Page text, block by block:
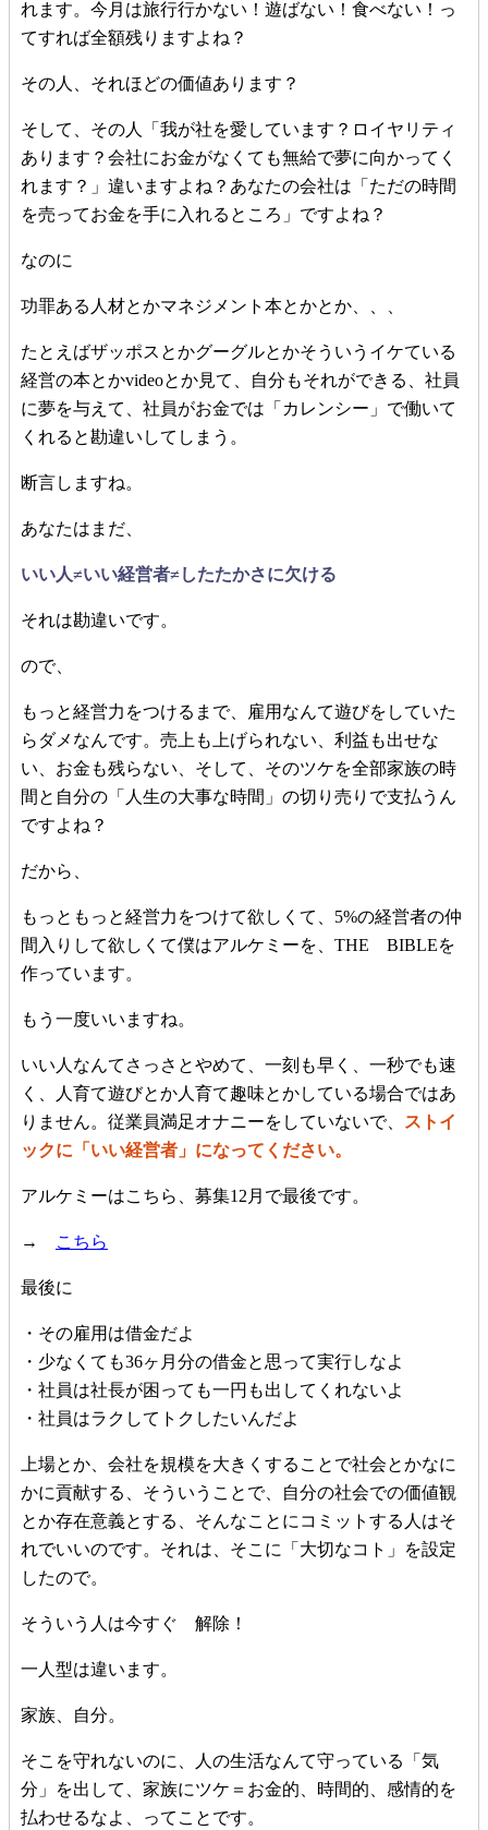
れます。今月は旅行行かない！遊ばない！食べない！っ
てすれば全額残りますよね？
その人、それほどの価値あります？
そして、その人「我が社を愛しています？ロイヤリティ
あります？会社にお金がなくても無給で夢に向かってく
れます？」違いますよね？あなたの会社は「ただの時間
を売ってお金を手に入れるところ」ですよね？
なのに
功罪ある人材とかマネジメント本とかとか、、、
たとえばザッポスとかグーグルとかそういうイケている
経営の本とかvideoとか見て、自分もそれができる、社員
に夢を与えて、社員がお金では「カレンシー」で働いて
くれると勘違いしてしまう。
断言しますね。
あなたはまだ、
いい人≠いい経営者≠したたかさに欠ける
それは勘違いです。
ので、
もっと経営力をつけるまで、雇用なんて遊びをしていた
らダメなんです。売上も上げられない、利益も出せな
い、お金も残らない、そして、そのツケを全部家族の時
間と自分の「人生の大事な時間」の切り売りで支払うん
ですよね？
だから、
もっともっと経営力をつけて欲しくて、5%の経営者の仲
間入りして欲しくて僕はアルケミーを、THE BIBLEを
作っています。
もう一度いいますね。
いい人なんてさっさとやめて、一刻も早く、一秒でも速
く、人育て遊びとか人育て趣味とかしている場合ではあ
りません。従業員満足オナニーをしていないで、 ストイ
ックに「いい経営者」になってください。
アルケミーはこちら、募集12月で最後です。
→ こちら
最後に
・その雇用は借金だよ
・少なくても36ヶ月分の借金と思って実行しなよ
・社員は社長が困っても一円も出してくれないよ
・社員はラクしてトクしたいんだよ
上場とか、会社を規模を大きくすることで社会とかなに
かに貢献する、そういうことで、自分の社会での価値観
とか存在意義とする、そんなことにコミットする人はそ
れでいいのです。それは、そこに「大切なコト」を設定
したので。
そういう人は今すぐ 解除！
一人型は違います。
家族、自分。
そこを守れないのに、人の生活なんて守っている「気
分」を出して、家族にツケ＝お金的、時間的、感情的を
払わせるなよ、ってことです。